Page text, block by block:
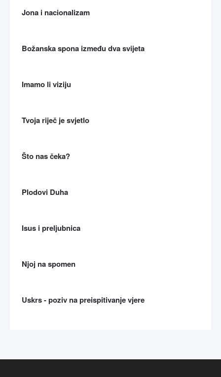
Jona i nacionalizam
Božanska spona između dva svijeta
Imamo li viziju
Tvoja riječ je svjetlo
Što nas čeka?
Plodovi Duha
Isus i preljubnica
Njoj na spomen
Uskrs - poziv na preispitivanje vjere